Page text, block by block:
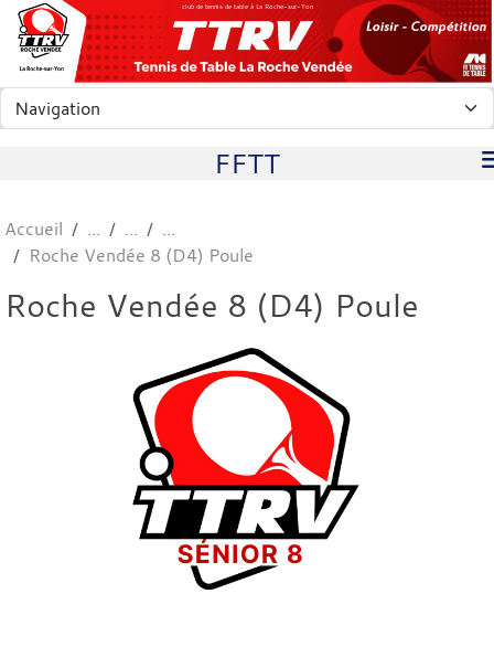
club de tennis de table à La Roche-sur-Yon
FFTT
Accueil
Roche Vendée 8 (D4) Poule
Roche Vendée 8 (D4) Poule
Panneau de gestion des cookies